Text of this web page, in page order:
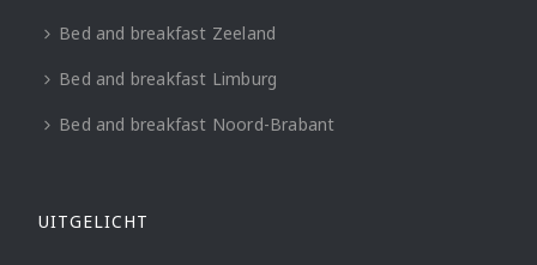
Bed and breakfast Zeeland
Bed and breakfast Limburg
Bed and breakfast Noord-Brabant
UITGELICHT